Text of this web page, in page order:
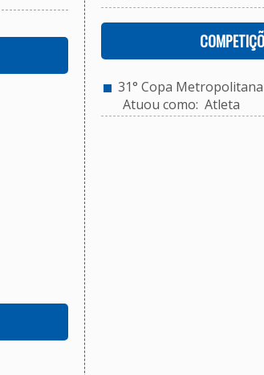
31° Copa Metropolitana
Atuou como: Atleta